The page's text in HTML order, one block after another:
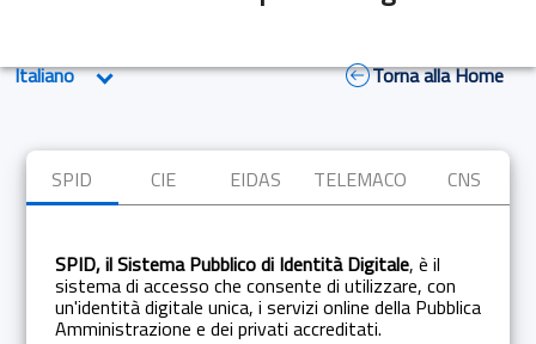
Torna alla Home
SPID CIE EIDAS TELEMACO CNS
SPID, il Sistema Pubblico di Identità Digitale, è il
sistema di accesso che consente di utilizzare, con
un'identità digitale unica, i servizi online della Pubblica
Amministrazione e dei privati accreditati.